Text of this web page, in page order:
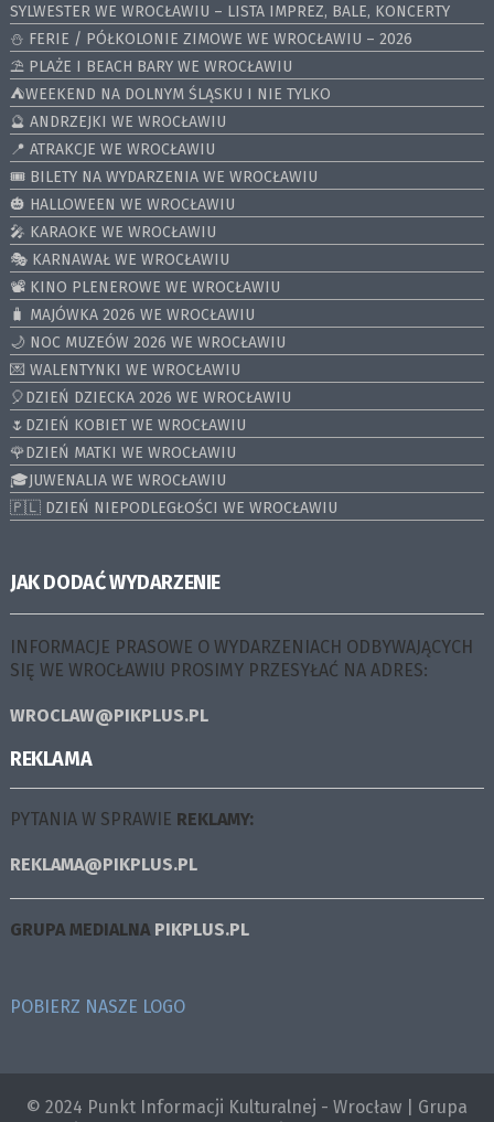
SYLWESTER WE WROCŁAWIU – LISTA IMPREZ, BALE, KONCERTY
⛄️ FERIE / PÓŁKOLONIE ZIMOWE WE WROCŁAWIU – 2026
⛱️ PLAŻE I BEACH BARY WE WROCŁAWIU
⛺️WEEKEND NA DOLNYM ŚLĄSKU I NIE TYLKO
🔮 ANDRZEJKI WE WROCŁAWIU
📍 ATRAKCJE WE WROCŁAWIU
🎟️ BILETY NA WYDARZENIA WE WROCŁAWIU
🎃 HALLOWEEN WE WROCŁAWIU
🎤 KARAOKE WE WROCŁAWIU
🎭 KARNAWAŁ WE WROCŁAWIU
📽️ KINO PLENEROWE WE WROCŁAWIU
🧳 MAJÓWKA 2026 WE WROCŁAWIU
🌙 NOC MUZEÓW 2026 WE WROCŁAWIU
💌 WALENTYNKI WE WROCŁAWIU
🎈DZIEŃ DZIECKA 2026 WE WROCŁAWIU
🌷DZIEŃ KOBIET WE WROCŁAWIU
🌹DZIEŃ MATKI WE WROCŁAWIU
🎓JUWENALIA WE WROCŁAWIU
🇵🇱 DZIEŃ NIEPODLEGŁOŚCI WE WROCŁAWIU
JAK DODAĆ WYDARZENIE
INFORMACJE PRASOWE O WYDARZENIACH ODBYWAJĄCYCH
SIĘ WE WROCŁAWIU PROSIMY PRZESYŁAĆ NA ADRES:
WROCLAW@PIKPLUS.PL
REKLAMA
PYTANIA W SPRAWIE REKLAMY:
REKLAMA@PIKPLUS.PL
GRUPA MEDIALNA PIKPLUS.PL
POBIERZ NASZE LOGO
© 2024 Punkt Informacji Kulturalnej - Wrocław | Grupa